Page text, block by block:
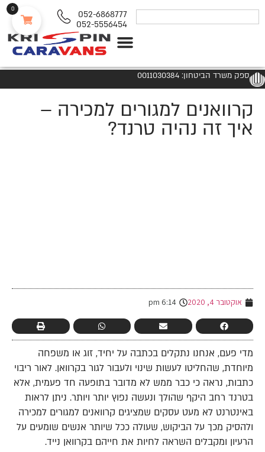
052-6868777
052-5556454
ספק משרד הביטחון: 0011030384
קרוואנים למגורים למכירה –
איך זה נהיה טרנד?
אוקטובר 4, 2020 6:14 pm
מדי פעם, אנחנו נתקלים בכתבה על יחיד, זוג או משפחה
מיוחדת, שהחליטו לעשות שינוי ולעבור לגור בקרוואן. לאור ריבוי
כתבות, נראה כי כבר ממש לא מדובר בתופעה חד פעמית, אלא
בטרנד רחב היקף שהולך ונעשה נפוץ יותר ויותר. ניתן לראות
באינטרנט לא מעט עסקים שמציגים קרוואנים למגורים למכירה
ולהסיק מכך על הביקוש, שעולה ככל שיותר אנשים שומעים על
הרעיון ומקבלים השראה לחיות את חייהם בקרוואן נייד.
0